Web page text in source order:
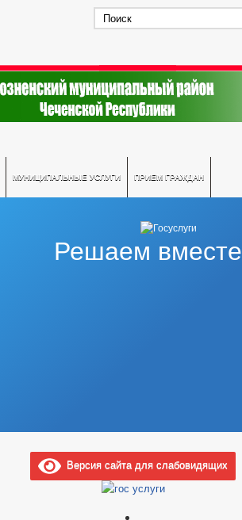
МУНИЦИПАЛЬНЫЕ УСЛУГИ ПРИЕМ ГРАЖДАН
Решаем вместе
Версия сайта для слабовидящих